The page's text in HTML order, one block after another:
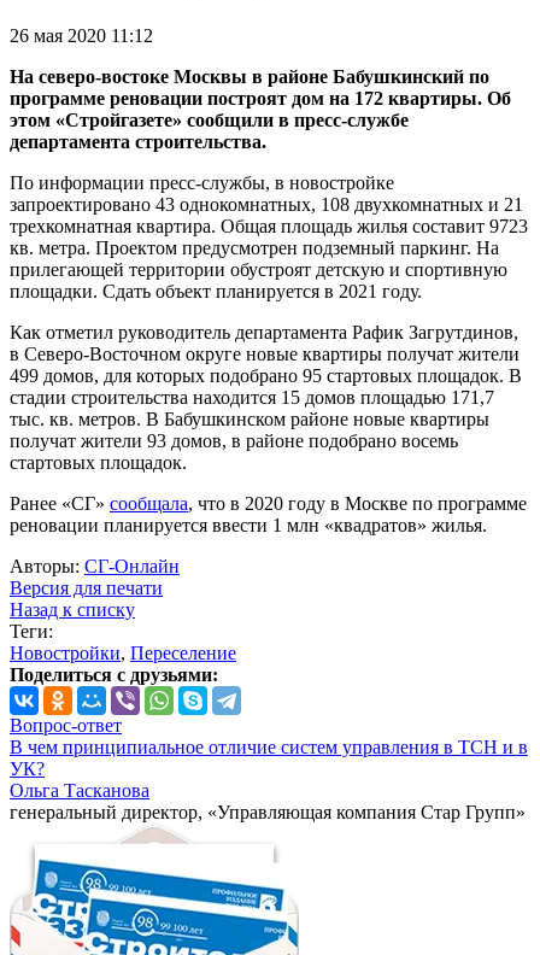
26 мая 2020 11:12
На северо-востоке Москвы в районе Бабушкинский по
программе реновации построят дом на 172 квартиры. Об
этом «Стройгазете» сообщили в пресс-службе
департамента строительства.
По информации пресс-службы, в новостройке
запроектировано 43 однокомнатных, 108 двухкомнатных и 21
трехкомнатная квартира. Общая площадь жилья составит 9723
кв. метра. Проектом предусмотрен подземный паркинг. На
прилегающей территории обустроят детскую и спортивную
площадки. Сдать объект планируется в 2021 году.
Как отметил руководитель департамента Рафик Загрутдинов,
в Северо-Восточном округе новые квартиры получат жители
499 домов, для которых подобрано 95 стартовых площадок. В
стадии строительства находится 15 домов площадью 171,7
тыс. кв. метров. В Бабушкинском районе новые квартиры
получат жители 93 домов, в районе подобрано восемь
стартовых площадок.
Ранее «СГ» сообщала, что в 2020 году в Москве по программе
реновации планируется ввести 1 млн «квадратов» жилья.
Авторы: СГ-Онлайн
Версия для печати
Назад к списку
Теги:
Новостройки, Переселение
Поделиться с друзьями:
Вопрос-ответ
В чем принципиальное отличие систем управления в ТСН и в
УК?
Ольга Тасканова
генеральный директор, «Управляющая компания Стар Групп»